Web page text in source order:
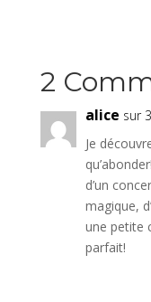
2
alice sur
Je
d’un
magique,
une petite
parfait!